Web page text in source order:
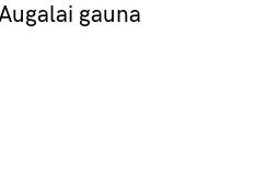
gauna